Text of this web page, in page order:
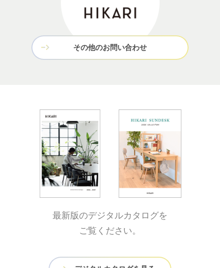
その他のお問い合わせ
最新版のデジタルカタログを
ご覧ください。